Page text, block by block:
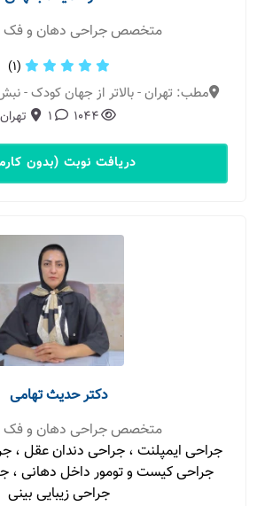
متخصص جراحی دهان و فک
(1)
مطب: تهران - بالاتر از جهان کودک - نبش
1044
1 تهران
دریافت نوبت (بدون
دکتر حدیث تهامی
متخصص جراحی دهان و فک
جراحی ایمپلنت ، جراحی دندان عقل ،
جراحی کیست و تومور داخل دهانی ،
جراحی زیبایی بینی